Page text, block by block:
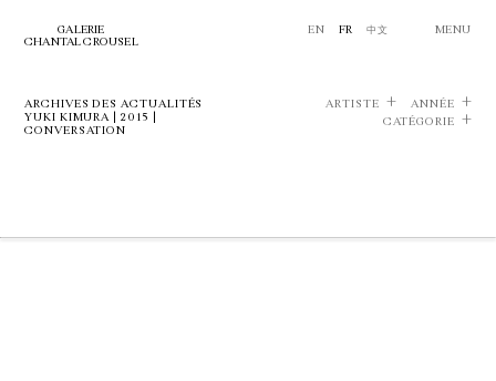
GALERIE
CHANTAL CROUSEL
EN FR 中文 MENU
ARCHIVES DES ACTUALITÉS
YUKI KIMURA | 2015 |
CONVERSATION
ARTISTE
ANNÉE
CATÉGORIE